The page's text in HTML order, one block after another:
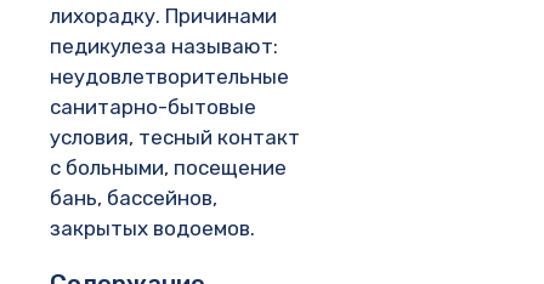
лихорадку. Причинами
педикулеза называют:
неудовлетворительные
санитарно-бытовые
условия, тесный контакт
с больными, посещение
бань, бассейнов,
закрытых водоемов.